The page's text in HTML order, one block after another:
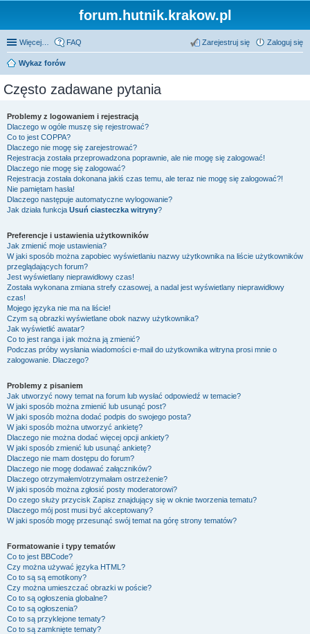
forum.hutnik.krakow.pl
Więcej… FAQ Zaloguj się
Zarejestruj się
Wykaz forów
Często zadawane pytania
Problemy z logowaniem i rejestracją
Dlaczego w ogóle muszę się rejestrować?
Co to jest COPPA?
Dlaczego nie mogę się zarejestrować?
Rejestracja została przeprowadzona poprawnie, ale nie mogę się zalogować!
Dlaczego nie mogę się zalogować?
Rejestracja została dokonana jakiś czas temu, ale teraz nie mogę się zalogować?!
Nie pamiętam hasła!
Dlaczego następuje automatyczne wylogowanie?
Jak działa funkcja Usuń ciasteczka witryny?
Preferencje i ustawienia użytkowników
Jak zmienić moje ustawienia?
W jaki sposób można zapobiec wyświetlaniu nazwy użytkownika na liście użytkowników
przeglądających forum?
Jest wyświetlany nieprawidłowy czas!
Została wykonana zmiana strefy czasowej, a nadal jest wyświetlany nieprawidłowy
czas!
Mojego języka nie ma na liście!
Czym są obrazki wyświetlane obok nazwy użytkownika?
Jak wyświetlić awatar?
Co to jest ranga i jak można ją zmienić?
Podczas próby wysłania wiadomości e-mail do użytkownika witryna prosi mnie o
zalogowanie. Dlaczego?
Problemy z pisaniem
Jak utworzyć nowy temat na forum lub wysłać odpowiedź w temacie?
W jaki sposób można zmienić lub usunąć post?
W jaki sposób można dodać podpis do swojego posta?
W jaki sposób można utworzyć ankietę?
Dlaczego nie można dodać więcej opcji ankiety?
W jaki sposób zmienić lub usunąć ankietę?
Dlaczego nie mam dostępu do forum?
Dlaczego nie mogę dodawać załączników?
Dlaczego otrzymałem/otrzymałam ostrzeżenie?
W jaki sposób można zgłosić posty moderatorowi?
Do czego służy przycisk Zapisz znajdujący się w oknie tworzenia tematu?
Dlaczego mój post musi być akceptowany?
W jaki sposób mogę przesunąć swój temat na górę strony tematów?
Formatowanie i typy tematów
Co to jest BBCode?
Czy można używać języka HTML?
Co to są są emotikony?
Czy można umieszczać obrazki w poście?
Co to są ogłoszenia globalne?
Co to są ogłoszenia?
Co to są przyklejone tematy?
Co to są zamknięte tematy?